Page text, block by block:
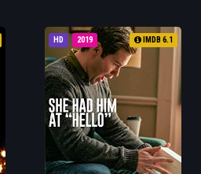
HD 2019 IMDB 6.1